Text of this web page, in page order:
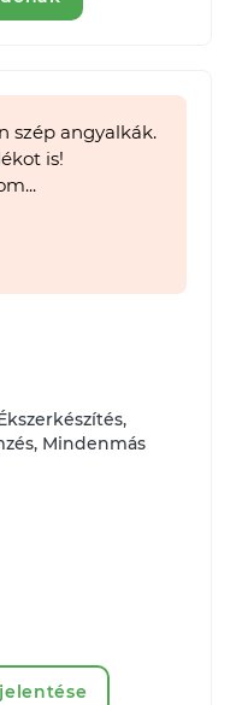
szép angyalkák.
is!
Mindenmás